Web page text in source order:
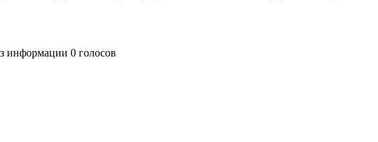
0 голосов